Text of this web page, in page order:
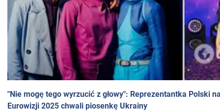
"Nie mogę tego wyrzucić z głowy": Reprezentantka Polski
Eurowizji 2025 chwali piosenkę Ukrainy